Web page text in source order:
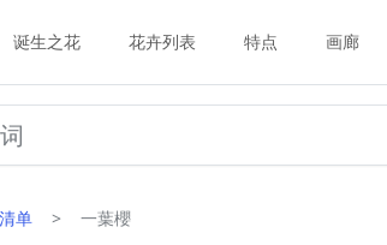
诞生之花 花卉列表 特点 画廊
单 一葉櫻